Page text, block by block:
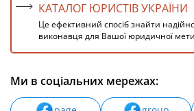
КАТАЛОГ ЮРИСТІВ УКРАЇНИ
Це ефективний спосіб знайти
виконавця для Вашої юридичної мети
Ми в соціальних мережах: